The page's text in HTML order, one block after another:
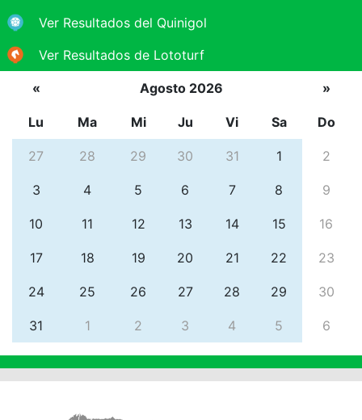
Ver Resultados del Quinigol
Ver Resultados de Lototurf
« Agosto 2026 »
Lu Ma Mi Ju Vi Sa Do
27 28 29 30 31 1 2
3 4 5 6 7 8 9
10 11 12 13 14 15 16
17 18 19 20 21 22 23
24 25 26 27 28 29 30
31 1 2 3 4 5 6